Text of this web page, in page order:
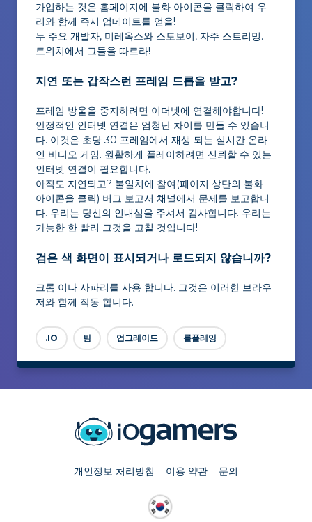
가입하는 것은 홈페이지에 불화 아이콘을 클릭하여 우
리와 함께 즉시 업데이트를 얻을!
두 주요 개발자, 미레옥스와 스토보이, 자주 스트리밍.
트위치에서 그들을 따르라!
지연 또는 갑작스런 프레임 드롭을 받고?
프레임 방울을 중지하려면 이더넷에 연결해야합니다!
안정적인 인터넷 연결은 엄청난 차이를 만들 수 있습니
다. 이것은 초당 30 프레임에서 재생 되는 실시간 온라
인 비디오 게임. 원활하게 플레이하려면 신뢰할 수 있는
인터넷 연결이 필요합니다.
아직도 지연되고? 불일치에 참여(페이지 상단의 불화
아이콘을 클릭) 버그 보고서 채널에서 문제를 보고합니
다. 우리는 당신의 인내심을 주셔서 감사합니다. 우리는
가능한 한 빨리 그것을 고칠 것입니다!
검은 색 화면이 표시되거나 로드되지 않습니까?
크롬 이나 사파리를 사용 합니다. 그것은 이러한 브라우
저와 함께 작동 합니다.
.IO 팀 업그레이드 롤플레잉
개인정보 처리방침 이용 약관 문의